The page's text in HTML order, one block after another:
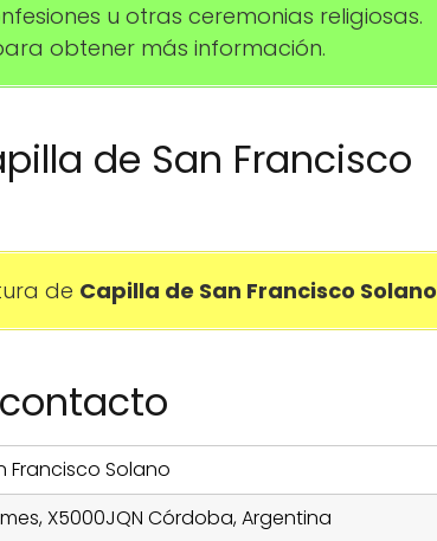
u otras ceremonias religiosas.
obtener más información.
de San Francisco
de Capilla de San Francisco Solano
Francisco Solano
X5000JQN Córdoba, Argentina